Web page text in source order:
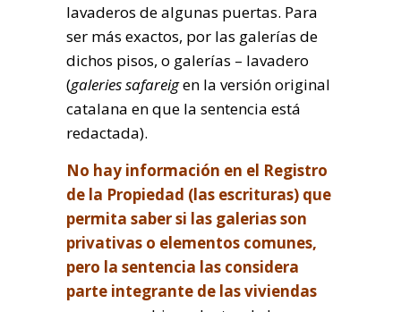
lavaderos de algunas puertas. Para
ser más exactos, por las galerías de
dichos pisos, o galerías – lavadero
(galeries safareigen la versión original
catalana en que la sentencia está
redactada).
No hay información en el Registro
de la Propiedad (las escrituras) que
permita saber si las galerias son
privativas o elementos comunes,
pero la sentencia las considera
parte integrante de las viviendas